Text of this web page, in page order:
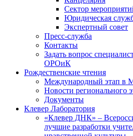
Сектор
Юридическая
Экспертный совет
Пресс-служба
Контакты
Задать вопрос
ОРОиК
Рождественские чтения
Международный этап в
Новости регионального
Документы
Клевер Лаборатория
«Клевер ДНК» –
лучшие разработки